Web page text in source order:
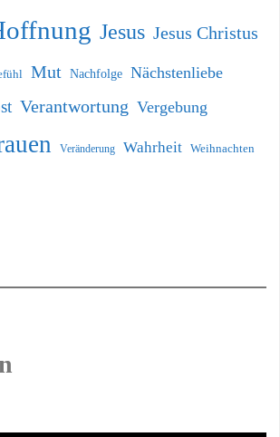
Jesus Jesus Christus
Mut Nachfolge Nächstenliebe
Verantwortung Vergebung
Veränderung Wahrheit Weihnachten